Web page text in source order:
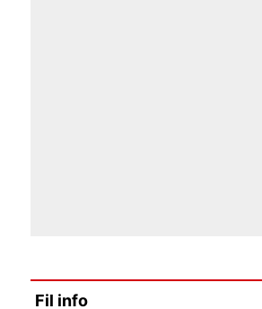
Fil info